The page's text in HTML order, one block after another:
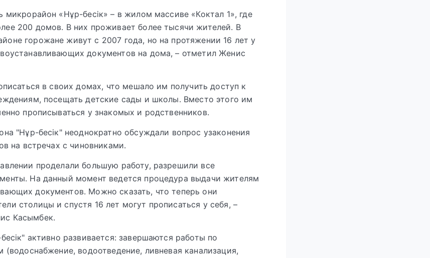
микрорайон «Нұр-бесік» – в жилом массиве «Коктал 1», где
200 домов. В них проживает более тысячи жителей. В
горожане живут с 2007 года, но на протяжении 16 лет у
документов на дома, – отметил Женис
в своих домах, что мешало им получить доступ к
посещать детские сады и школы. Вместо этого им
прописываться у знакомых и родственников.
"Нұр-бесік" неоднократно обсуждали вопрос узаконения
на встречах с чиновниками.
проделали большую работу, разрешили все
На данный момент ведется процедура выдачи жителям
документов. Можно сказать, что теперь они
столицы и спустя 16 лет могут прописаться у себя, –
Касымбек.
активно развивается: завершаются работы по
водоотведение, ливневая канализация,